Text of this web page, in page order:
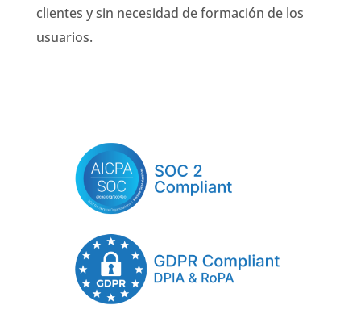
clientes y sin necesidad de formación de los
usuarios.